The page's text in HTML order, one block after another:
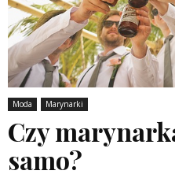
Moda Marynarki
Czy
samo?